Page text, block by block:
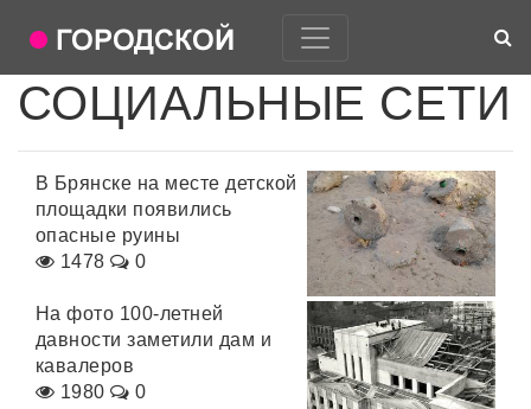
СОЦИАЛЬНЫЕ СЕТИ
В Брянске на месте детской
площадки появились
опасные руины
1478
0
На фото 100-летней
давности заметили дам и
кавалеров
1980
0